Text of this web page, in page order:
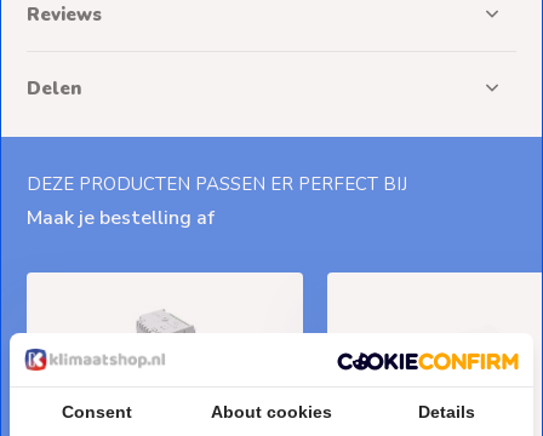
Reviews
Delen
DEZE PRODUCTEN PASSEN ER PERFECT BIJ
Maak je bestelling af
Consent About cookies Details